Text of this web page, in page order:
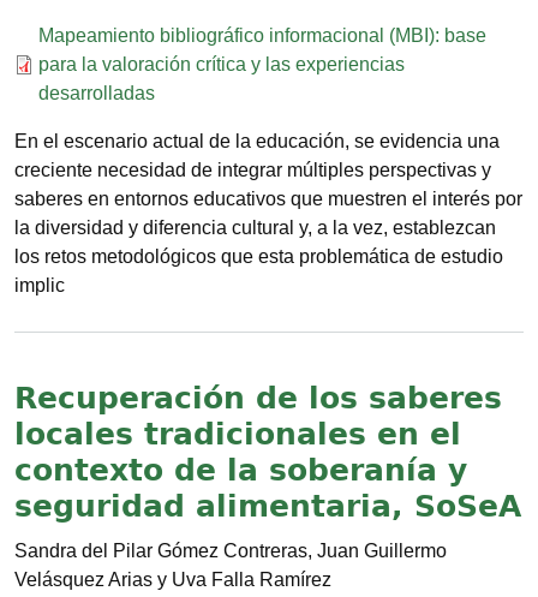
Documento
Mapeamiento bibliográfico informacional (MBI): base
para la valoración crítica y las experiencias
desarrolladas
En el escenario actual de la educación, se evidencia una
creciente necesidad de integrar múltiples perspectivas y
saberes en entornos educativos que muestren el interés por
la diversidad y diferencia cultural y, a la vez, establezcan
los retos metodológicos que esta problemática de estudio
implic
Recuperación de los saberes
locales tradicionales en el
contexto de la soberanía y
seguridad alimentaria, SoSeA
Sandra del Pilar Gómez Contreras, Juan Guillermo
Velásquez Arias y Uva Falla Ramírez